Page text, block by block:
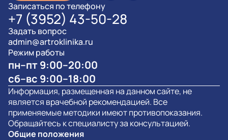
Записаться по телефону
+7 (3952) 43-50-28
Задать вопрос
admin@artroklinika.ru
Режим работы
пн–пт 9:00–20:00
сб–вс 9:00–18:00
Информация, размещенная на данном сайте, не
является врачебной рекомендацией. Все
применяемые методики имеют противопоказания.
Обращайтесь к специалисту за консультацией.
Общие положения